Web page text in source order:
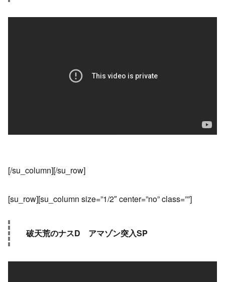
[/su_column][/su_row]
[su_row][su_column size=”1/2″ center=”no” class=””]
破天荒のナスD アマゾン突入SP